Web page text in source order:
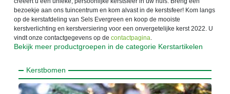
bezoekje aan ons tuincentrum en kom alvast in de kerstsfeer! Kom langs
op de kerstafdeling van Sels Evergreen en koop de mooiste
kerstverlichting en kerstversiering voor een onvergetelijke kerst 2022. U
vindt onze contactgegevens op de contactpagina.
Bekijk meer productgroepen in de categorie Kerstartikelen
Kerstbomen